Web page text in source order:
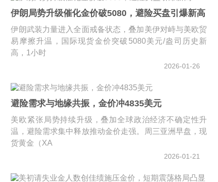
伊朗局势升级催化金价破5080，避险买盘引爆新高
伊朗武装力量进入全面戒备状态，叠加美伊对峙与美欧贸
易摩擦升温，国际现货金价突破5080美元/盎司历史新
高，1小时
2026-01-26
避险需求与地缘共振，金价冲4835美元
美欧紧张局势持续升级，叠加全球政治经济不确定性升
温，避险需求集中释放推动金价走强。周三亚洲早盘，现
货黄金（XA
2026-01-21